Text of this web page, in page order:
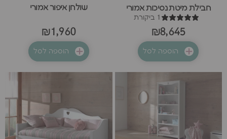
חבילת מיטת נסיכות אמורי
1 ביקורת
₪8,645
הוספה לסל
שולחן איפור אמורי
₪1,960
הוספה לסל